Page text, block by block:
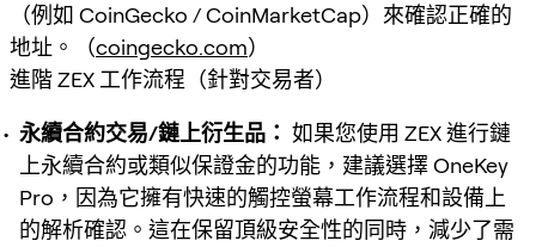
（例如 CoinGecko / CoinMarketCap）來確認正確的
地址。（coingecko.com）
進階 ZEX 工作流程（針對交易者）
永續合約交易/鏈上衍生品： 如果您使用 ZEX 進行鏈
上永續合約或類似保證金的功能，建議選擇 OneKey
Pro，因為它擁有快速的觸控螢幕工作流程和設備上
的解析確認。這在保留頂級安全性的同時，減少了需